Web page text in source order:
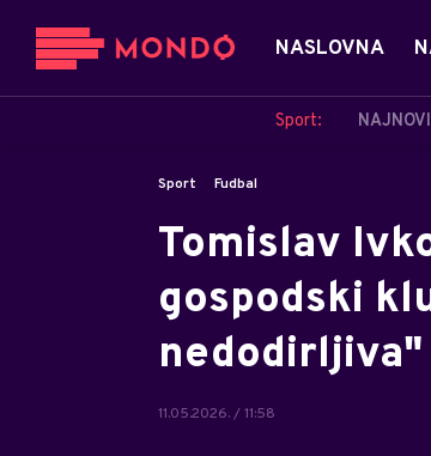
NASLOVNA
Sport:
Sport Fudbal
Tomislav
gospodski
nedodirljiva"
11.05.2026. / 11:58